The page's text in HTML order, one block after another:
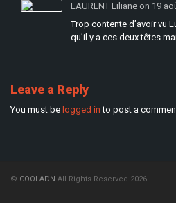
LAURENT Liliane on 19
Trop contente d’avoir vu
qu’il y a ces deux têtes
Leave a Reply
You must be logged in to post a
© COOLADN All Rights Reserved 2026